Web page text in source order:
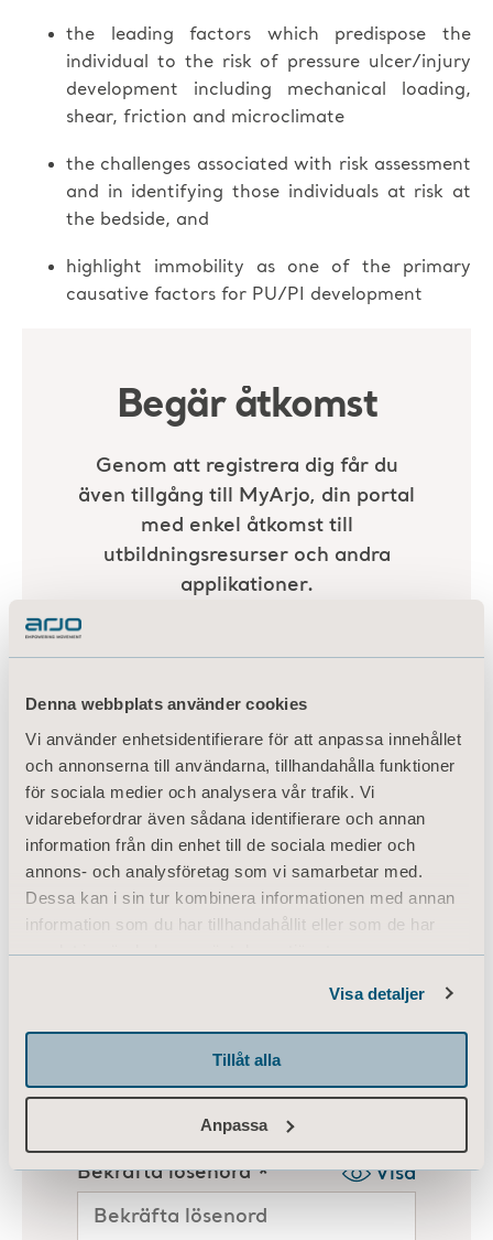
Denna webbplats använder cookies
Vi använder enhetsidentifierare för att anpassa innehållet
och annonserna till användarna, tillhandahålla funktioner
för sociala medier och analysera vår trafik. Vi
vidarebefordrar även sådana identifierare och annan
information från din enhet till de sociala medier och
annons- och analysföretag som vi samarbetar med.
Dessa kan i sin tur kombinera informationen med annan
information som du har tillhandahållit eller som de har
samlat in när du har använt deras tjänster.
Visa detaljer
Tillåt alla
Anpassa
the leading factors which predispose the
individual to the risk of pressure ulcer/injury
development including mechanical loading,
shear, friction and microclimate
the challenges associated with risk assessment
and in identifying those individuals at risk at
the bedside, and
highlight immobility as one of the primary
causative factors for PU/PI development